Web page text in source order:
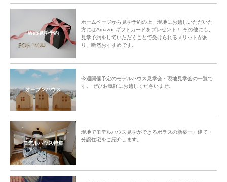
Web見学予約
ホームページから見学予約の上、現地にお越しいただいた
方にはAmazonギフトカードをプレゼント！ その他にも、
見学予約をしていただくことで受けられるメリットがあ
り、断然おすすめです。
オープンハウス
今週開催予定のモデルハウス見学会・現地見学会の一覧で
す。 ぜひお気軽にお越しくださいませ。
モデルハウス特集
現地でモデルハウス見学ができるポラスの新築一戸建て・
分譲住宅をご紹介します。